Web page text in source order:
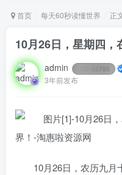
首页 每天60秒读懂世界 正
10月26日，星期四，
admin 65785
3年前发布
10月26日，农历九月